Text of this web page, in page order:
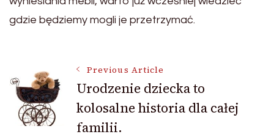
gdzie będziemy mogli je przetrzymać.
Post
Navigation
Previous Article
Urodzenie dziecka to
kolosalne historia dla całej
familii.